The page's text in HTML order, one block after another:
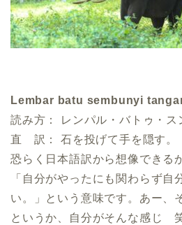
Lembar batu sembunyi
読み方： レンパル・バトゥ・ス
直 訳： 石を投げて手を隠す。
恐らく日本語訳から想像できる
「自分がやったにも関わらず自
い。」という意味です。あー、
というか、自分がそんな感じ